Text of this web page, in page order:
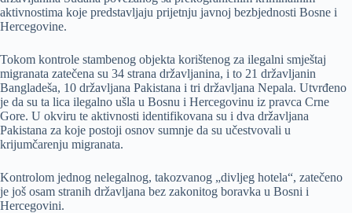
aktivnostima koje predstavljaju prijetnju javnoj bezbjednosti Bosne i
Hercegovine.
Tokom kontrole stambenog objekta korištenog za ilegalni smještaj
migranata zatečena su 34 strana državljanina, i to 21 državljanin
Bangladeša, 10 državljana Pakistana i tri državljana Nepala. Utvrđeno
je da su ta lica ilegalno ušla u Bosnu i Hercegovinu iz pravca Crne
Gore. U okviru te aktivnosti identifikovana su i dva državljana
Pakistana za koje postoji osnov sumnje da su učestvovali u
krijumčarenju migranata.
Kontrolom jednog nelegalnog, takozvanog „divljeg hotela“, zatečeno
je još osam stranih državljana bez zakonitog boravka u Bosni i
Hercegovini.